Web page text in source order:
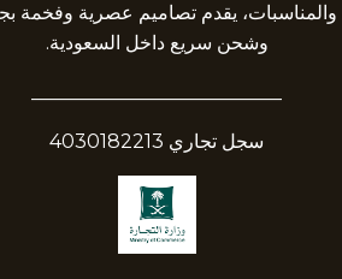
والمناسبات، يقدم تصاميم عصرية وفخمة
وشحن سريع داخل السعودية.
سجل تجاري 4030182213